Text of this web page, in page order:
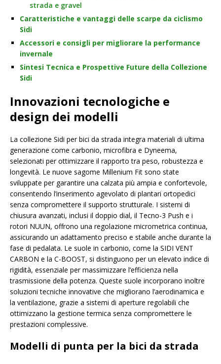
strada e gravel
Caratteristiche e vantaggi delle scarpe da ciclismo
Sidi
Accessori e consigli per migliorare la performance
invernale
Sintesi Tecnica e Prospettive Future della Collezione
Sidi
Innovazioni tecnologiche e
design dei modelli
La collezione Sidi per bici da strada integra materiali di ultima
generazione come carbonio, microfibra e Dyneema,
selezionati per ottimizzare il rapporto tra peso, robustezza e
longevità. Le nuove sagome Millenium Fit sono state
sviluppate per garantire una calzata più ampia e confortevole,
consentendo l’inserimento agevolato di plantari ortopedici
senza compromettere il supporto strutturale. I sistemi di
chiusura avanzati, inclusi il doppio dial, il Tecno-3 Push e i
rotori NUUN, offrono una regolazione micrometrica continua,
assicurando un adattamento preciso e stabile anche durante la
fase di pedalata. Le suole in carbonio, come la SIDI VENT
CARBON e la C-BOOST, si distinguono per un elevato indice di
rigidità, essenziale per massimizzare l’efficienza nella
trasmissione della potenza. Queste suole incorporano inoltre
soluzioni tecniche innovative che migliorano l’aerodinamica e
la ventilazione, grazie a sistemi di aperture regolabili che
ottimizzano la gestione termica senza compromettere le
prestazioni complessive.
Modelli di punta per la bici da strada